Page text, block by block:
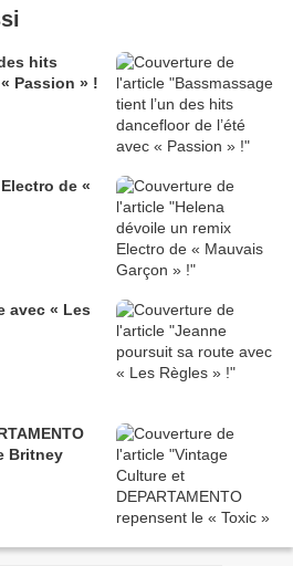
hits
Passion » !
de «
avec « Les
Britney